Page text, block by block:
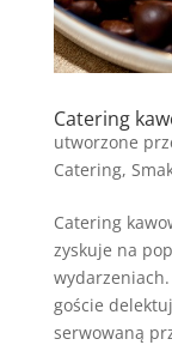
Catering
utworzone
Catering,
Catering
zyskuje na
goście
serwowaną